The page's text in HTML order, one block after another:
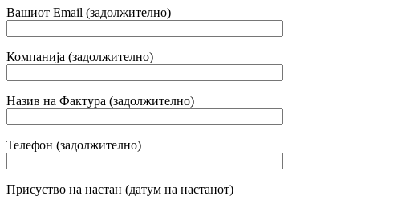
Вашиот Email (задолжително)
Компанија (задолжително)
Назив на Фактура (задолжително)
Телефон (задолжително)
Присуство на настан (датум на настанот)